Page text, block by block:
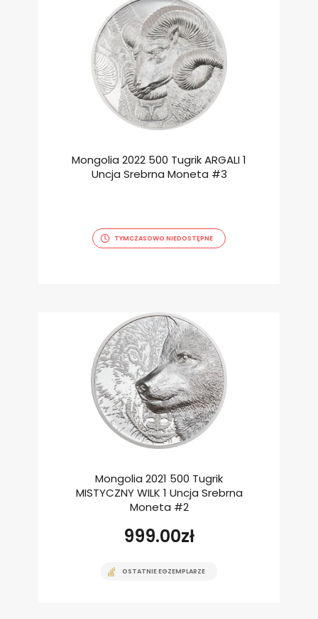
Mongolia 2022 500 Tugrik ARGALI 1
Uncja Srebrna Moneta #3
TYMCZASOWO NIEDOSTĘPNE
Mongolia 2021 500 Tugrik
MISTYCZNY WILK 1 Uncja Srebrna
Moneta #2
999.00zł
OSTATNIE EGZEMPLARZE